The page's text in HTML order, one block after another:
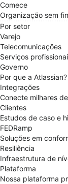
Comece
Organização sem
Por setor
Varejo
Telecomunicações
Serviços
Governo
Por que a Atlassian?
Integrações
Conecte milhares
Clientes
Estudos de caso e
FEDRamp
Soluções em
Resiliência
Infraestrutura de
Plataforma
Nossa plataforma